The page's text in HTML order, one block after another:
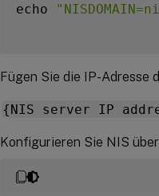
echo
Fügen Sie die IP-Adresse
{NIS server IP
Konfigurieren Sie NIS über